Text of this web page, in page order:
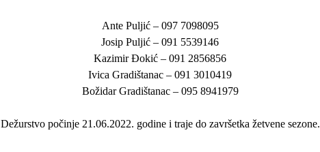
Ante Puljić – 097 7098095
Josip Puljić – 091 5539146
Kazimir Đokić – 091 2856856
Ivica Gradištanac – 091 3010419
Božidar Gradištanac – 095 8941979
Dežurstvo počinje 21.06.2022. godine i traje do završetka žetvene sezone.